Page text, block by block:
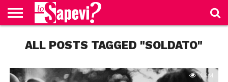
BENESSERE
GOSSIP
PRODOTTI
AMAZON
NEWS
CASA E
CUCINA
ALL POSTS TAGGED "SOLDATO"
4.4M